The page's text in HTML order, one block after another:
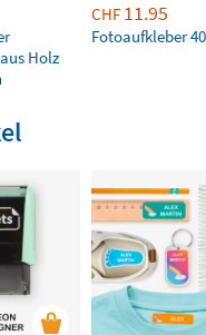
Holz
CHF 11.95
Fotoaufkleber